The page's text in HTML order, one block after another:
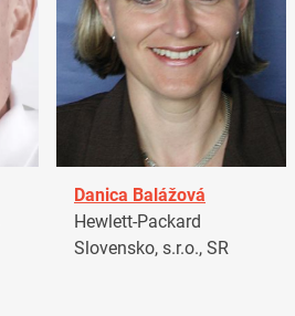
Danica Balážová
Hewlett-Packard
Slovensko, s.r.o., SR